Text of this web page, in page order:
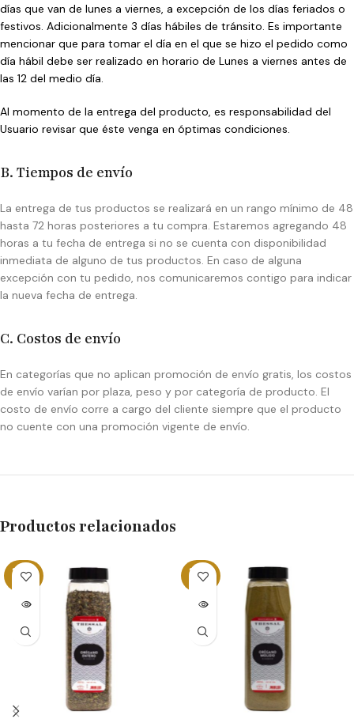
días que van de lunes a viernes, a excepción de los días feriados o
festivos. Adicionalmente 3 días hábiles de tránsito. Es importante
mencionar que para tomar el día en el que se hizo el pedido como
día hábil debe ser realizado en horario de Lunes a viernes antes de
las 12 del medio día.
Al momento de la entrega del producto, es responsabilidad del
Usuario revisar que éste venga en óptimas condiciones.
B. Tiempos de envío
La entrega de tus productos se realizará en un rango mínimo de 48
hasta 72 horas posteriores a tu compra. Estaremos agregando 48
horas a tu fecha de entrega si no se cuenta con disponibilidad
inmediata de alguno de tus productos. En caso de alguna
excepción con tu pedido, nos comunicaremos contigo para indicar
la nueva fecha de entrega.
C. Costos de envío
En categorías que no aplican promoción de envío gratis, los costos
de envío varían por plaza, peso y por categoría de producto. El
costo de envío corre a cargo del cliente siempre que el producto
no cuente con una promoción vigente de envío.
Productos relacionados
SOLD
OUT
SOLD
OUT